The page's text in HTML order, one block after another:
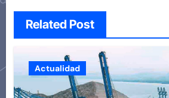
Related Post
Actualidad